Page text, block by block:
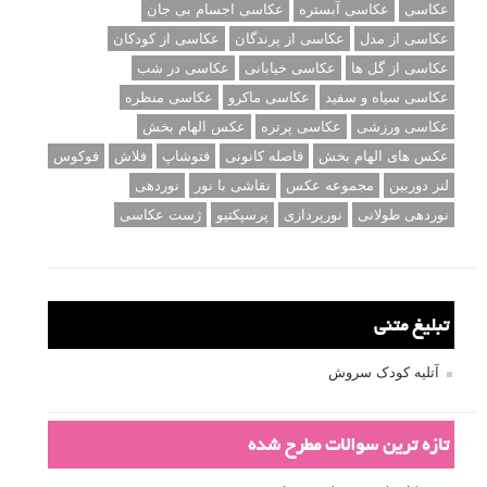
عکاسی عکاسی آبستره
عکاسی اجسام بی جان
عکاسی از مدل
عکاسی از پرندگان
عکاسی از کودکان
عکاسی از گل ها
عکاسی خیابانی
عکاسی در شب
عکاسی سیاه و سفید
عکاسی ماکرو
عکاسی منظره
عکاسی ورزشی
عکاسی پرتره
عکس الهام بخش
عکس های الهام بخش
فاصله کانونی فتوشاپ فلاش
فوکوس
لنز دوربین
مجموعه عکس نقاشی با نور
نوردهی
نوردهی طولانی
نورپردازی پرسپکتیو ژست عکاسی
تبلیغ متنی
آتلیه کودک سروش
تازه ترین سوالات مطرح شده